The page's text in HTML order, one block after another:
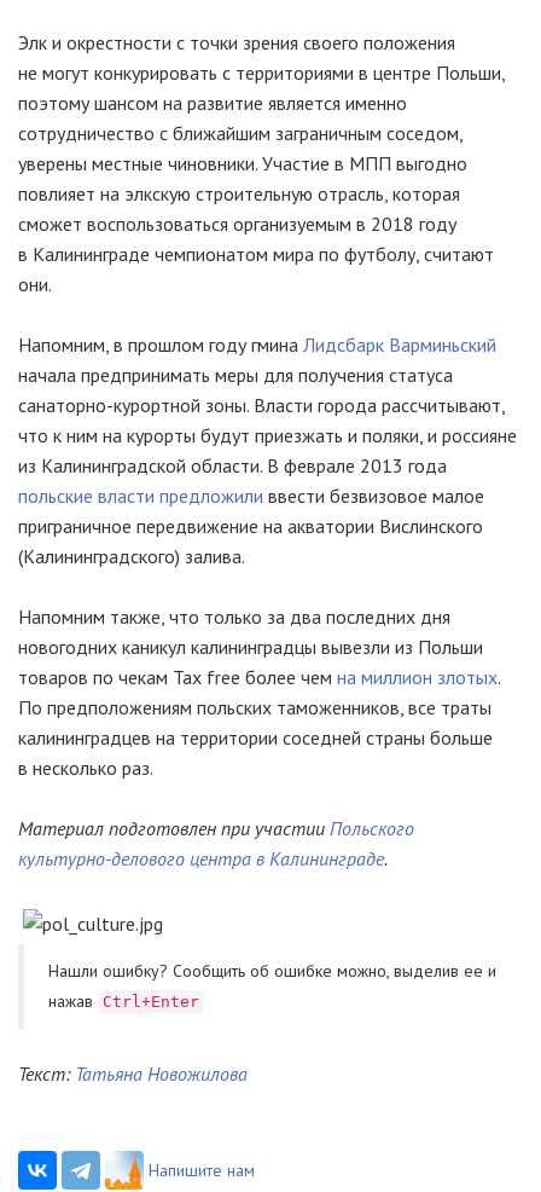
Элк и окрестности с точки зрения своего положения
не могут конкурировать с территориями в центре Польши,
поэтому шансом на развитие является именно
сотрудничество с ближайшим заграничным соседом,
уверены местные чиновники. Участие в МПП выгодно
повлияет на элкскую строительную отрасль, которая
сможет воспользоваться организуемым в 2018 году
в Калининграде чемпионатом мира по футболу, считают
они.
Напомним, в прошлом году гмина Лидсбарк Варминьский
начала предпринимать меры для получения статуса
санаторно-курортной зоны. Власти города рассчитывают,
что к ним на курорты будут приезжать и поляки, и россияне
из Калининградской области. В феврале 2013 года
польские власти предложили ввести безвизовое малое
приграничное передвижение на акватории Вислинского
(Калининградского) залива.
Напомним также, что только за два последних дня
новогодних каникул калининградцы вывезли из Польши
товаров по чекам Tax free более чем на миллион злотых.
По предположениям польских таможенников, все траты
калининградцев на территории соседней страны больше
в несколько раз.
Материал подготовлен при участии Польского
культурно-делового центра в Калининграде.
Нашли ошибку? Cообщить об ошибке можно, выделив ее и
нажав
Ctrl+Enter
Текст: Татьяна Новожилова
Напишите нам